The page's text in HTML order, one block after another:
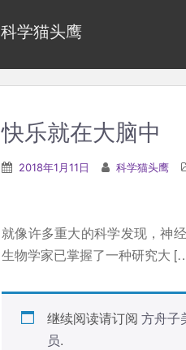
科学猫头鹰
快乐就在大脑中
2018年1月11日 科学猫头鹰
就像许多重大的科学发现，神
生物学家已掌握了一种研究大
继续阅读请订阅 方舟子
员.